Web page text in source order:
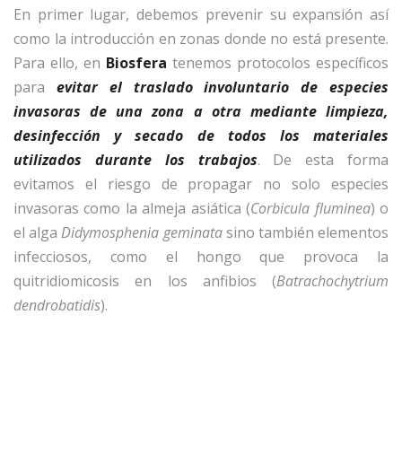
En primer lugar, debemos prevenir su expansión así
como la introducción en zonas donde no está presente.
Para ello, en Biosfera tenemos protocolos específicos
para evitar el traslado involuntario de especies
invasoras de una zona a otra mediante limpieza,
desinfección y secado de todos los materiales
utilizados durante los trabajos. De esta forma
evitamos el riesgo de propagar no solo especies
invasoras como la almeja asiática (Corbicula fluminea) o
el algaDidymosphenia geminatasino también elementos
infecciosos, como el hongo que provoca la
quitridiomicosis en los anfibios (Batrachochytrium
dendrobatidis).